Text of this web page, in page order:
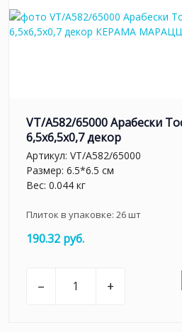
VT/A582/65000 Арабески
6,5x6,5x0,7 декор
Артикул: VT/A582/65000
Размер: 6.5*6.5 см
Вес: 0.044 кг
Плиток в упаковке: 26шт
190.32 руб.
– +